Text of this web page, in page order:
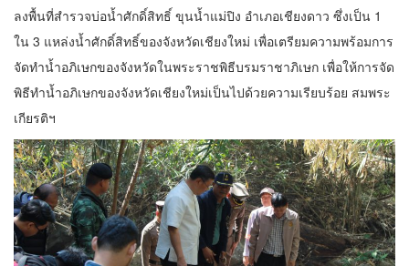
ลงพื้นที่สำรวจบ่อน้ำศักดิ์สิทธิ์ ขุนน้ำแม่ปิง อำเภอเชียงดาว ซึ่งเป็น 1
ใน 3 แหล่งน้ำศักดิ์สิทธิ์ของจังหวัดเชียงใหม่ เพื่อเตรียมความพร้อมการ
จัดทำน้ำอภิเษกของจังหวัดในพระราชพิธีบรมราชาภิเษก เพื่อให้การจัด
พิธีทำน้ำอภิเษกของจังหวัดเชียงใหม่เป็นไปด้วยความเรียบร้อย สมพระ
เกียรติฯ